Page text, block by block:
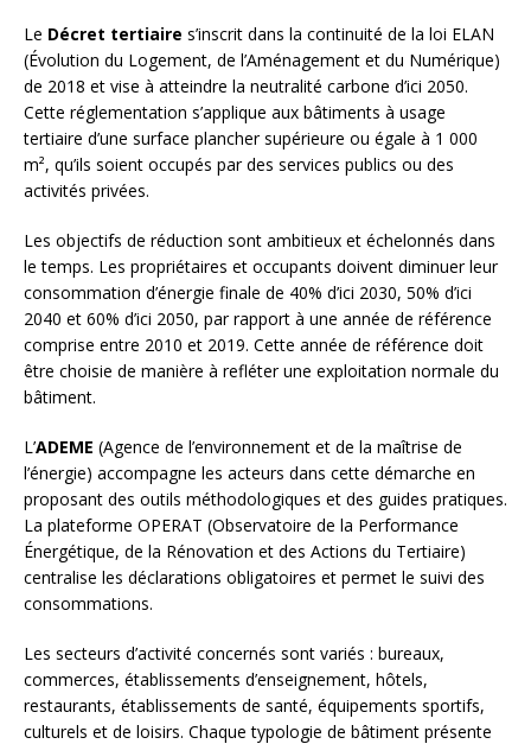
Le Décret tertiaire s’inscrit dans la continuité de la loi ELAN
(Évolution du Logement, de l’Aménagement et du Numérique)
de 2018 et vise à atteindre la neutralité carbone d’ici 2050.
Cette réglementation s’applique aux bâtiments à usage
tertiaire d’une surface plancher supérieure ou égale à 1 000
m², qu’ils soient occupés par des services publics ou des
activités privées.
Les objectifs de réduction sont ambitieux et échelonnés dans
le temps. Les propriétaires et occupants doivent diminuer leur
consommation d’énergie finale de 40% d’ici 2030, 50% d’ici
2040 et 60% d’ici 2050, par rapport à une année de référence
comprise entre 2010 et 2019. Cette année de référence doit
être choisie de manière à refléter une exploitation normale du
bâtiment.
L’ADEME (Agence de l’environnement et de la maîtrise de
l’énergie) accompagne les acteurs dans cette démarche en
proposant des outils méthodologiques et des guides pratiques.
La plateforme OPERAT (Observatoire de la Performance
Énergétique, de la Rénovation et des Actions du Tertiaire)
centralise les déclarations obligatoires et permet le suivi des
consommations.
Les secteurs d’activité concernés sont variés : bureaux,
commerces, établissements d’enseignement, hôtels,
restaurants, établissements de santé, équipements sportifs,
culturels et de loisirs. Chaque typologie de bâtiment présente